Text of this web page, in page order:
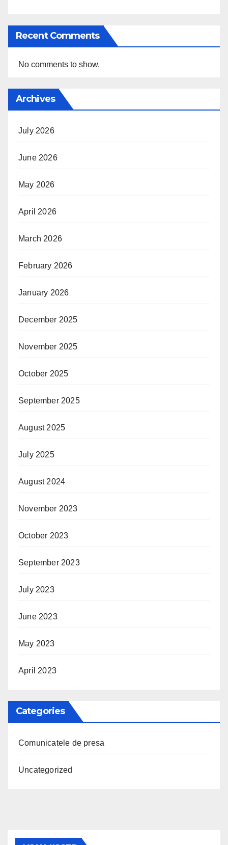
Recent Comments
No comments to show.
Archives
July 2026
June 2026
May 2026
April 2026
March 2026
February 2026
January 2026
December 2025
November 2025
October 2025
September 2025
August 2025
July 2025
August 2024
November 2023
October 2023
September 2023
July 2023
June 2023
May 2023
April 2023
Categories
Comunicatele de presa
Uncategorized